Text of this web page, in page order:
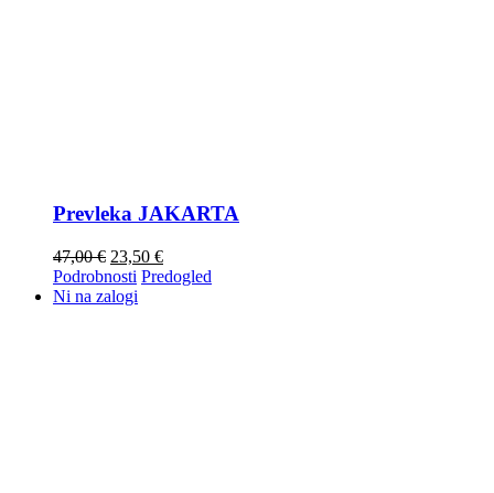
Prevleka JAKARTA
47,00€ 23,50 €
Podrobnosti Predogled
Ni na zalogi